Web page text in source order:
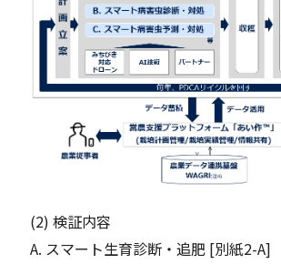
(2) 検証内容
A. スマート生育診断・追肥 [別紙2-A]